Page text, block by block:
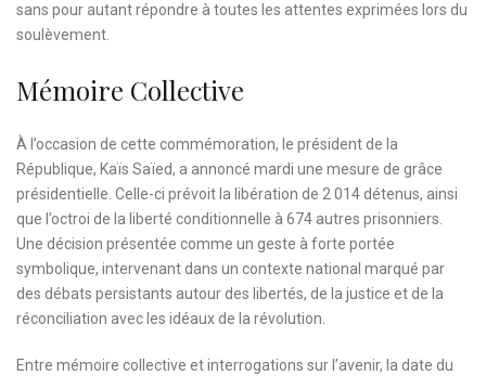
sans pour autant répondre à toutes les attentes exprimées lors du
soulèvement.
Mémoire Collective
À l’occasion de cette commémoration, le président de la
République, Kaïs Saïed, a annoncé mardi une mesure de grâce
présidentielle. Celle-ci prévoit la libération de 2 014 détenus, ainsi
que l’octroi de la liberté conditionnelle à 674 autres prisonniers.
Une décision présentée comme un geste à forte portée
symbolique, intervenant dans un contexte national marqué par
des débats persistants autour des libertés, de la justice et de la
réconciliation avec les idéaux de la révolution.
Entre mémoire collective et interrogations sur l’avenir, la date du